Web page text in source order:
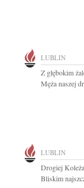
LUBLIN
Z głębokim
Męża naszej
LUBLIN
Drogiej
Bliskim